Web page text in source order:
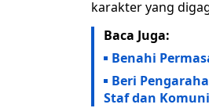
karakter yang
Baca Juga:
Benahi
Beri
Staf dan